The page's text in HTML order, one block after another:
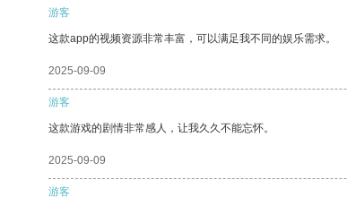
游客
这款app的视频资源非常丰富，可以满足我不同的娱乐需求。
2025-09-09
游客
这款游戏的剧情非常感人，让我久久不能忘怀。
2025-09-09
游客